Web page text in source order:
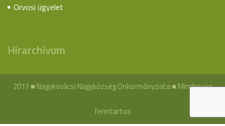
Orvosi ügyelet
Hírarchívum
2017 ■ Nagykovácsi Nagyközség Önkormányzata ■ Minden jog
fenntartva